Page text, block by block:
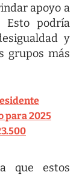
apoyo a
Esto podría
y
grupos más
para 2025
que estos